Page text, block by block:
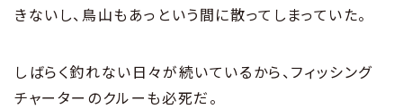
きないし、鳥山もあっという間に散ってしまっていた。
しばらく釣れない日々が続いているから、フィッシング
チャーターのクルーも必死だ。